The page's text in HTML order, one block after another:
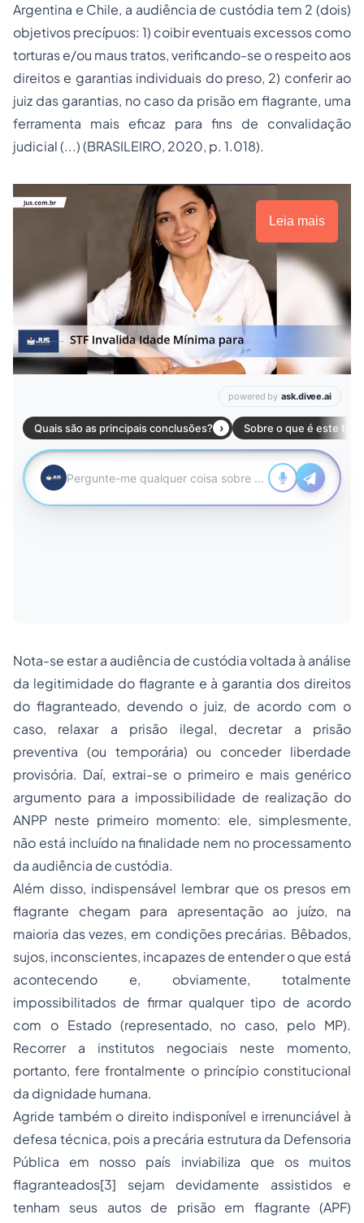
Argentina e Chile, a audiência de custódia tem 2 (dois)
objetivos precípuos: 1) coibir eventuais excessos como
torturas e/ou maus tratos, verificando-se o respeito aos
direitos e garantias individuais do preso, 2) conferir ao
juiz das garantias, no caso da prisão em flagrante, uma
ferramenta mais eficaz para fins de convalidação
judicial (...) (BRASILEIRO, 2020, p. 1.018).
Leia mais
Nota-se estar a audiência de custódia voltada à análise
da legitimidade do flagrante e à garantia dos direitos
do flagranteado, devendo o juiz, de acordo com o
caso, relaxar a prisão ilegal, decretar a prisão
preventiva (ou temporária) ou conceder liberdade
provisória. Daí, extrai-se o primeiro e mais genérico
argumento para a impossibilidade de realização do
ANPP neste primeiro momento: ele, simplesmente,
não está incluído na finalidade nem no processamento
da audiência de custódia.
Além disso, indispensável lembrar que os presos em
flagrante chegam para apresentação ao juízo, na
maioria das vezes, em condições precárias. Bêbados,
sujos, inconscientes, incapazes de entender o que está
acontecendo e, obviamente, totalmente
impossibilitados de firmar qualquer tipo de acordo
com o Estado (representado, no caso, pelo MP).
Recorrer a institutos negociais neste momento,
portanto, fere frontalmente o princípio constitucional
da dignidade humana.
Agride também o direito indisponível e irrenunciável à
defesa técnica, pois a precária estrutura da Defensoria
Pública em nosso país inviabiliza que os muitos
flagranteados[3] sejam devidamente assistidos e
tenham seus autos de prisão em flagrante (APF)